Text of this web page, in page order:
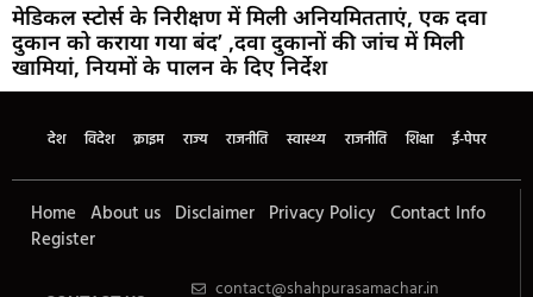
मेडिकल स्टोर्स के निरीक्षण में मिली अनियमितताएं, एक दवा
दुकान को कराया गया बंद’ ,दवा दुकानों की जांच में मिली
खामियां, नियमों के पालन के दिए निर्देश
देश विदेश क्राइम राज्य राजनीति स्वास्थ्य राजनीति शिक्षा ई-पेपर
Home About us Disclaimer Privacy Policy Contact Info
Register
contact@shahpurasamachar.in